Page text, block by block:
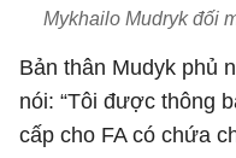
Mykhailo Mudryk đối
Bản thân Mudyk phủ
nói: “Tôi được thông
cấp cho FA có chứa